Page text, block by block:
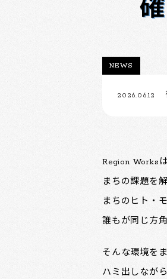
NEWS
2026.06.12
Region Works
まちの課題を
まちのヒト・
誰もが同じ方
そんな環境を
ハミ出しなが